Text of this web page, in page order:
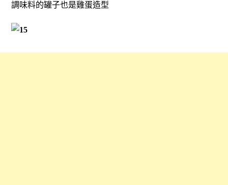
調味料的罐子也是雞蛋造型